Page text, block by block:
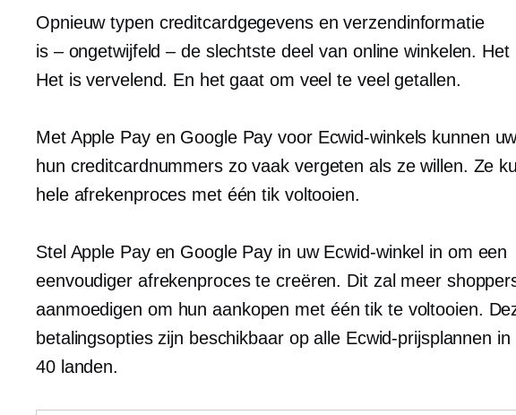
Opnieuw typen creditcardgegevens en verzendinformatie
is – ongetwijfeld – deslechtste deel van online winkelen. Het
Het is vervelend. En het gaat om veel te veel getallen.
Met Apple Pay en Google Pay voor Ecwid-winkels kunnen
hun creditcardnummers zo vaak vergeten als ze willen. Ze
hele afrekenproces met één tik voltooien.
Stel Apple Pay en Google Pay in uw Ecwid-winkel in om een ​​
eenvoudiger afrekenproces te creëren. Dit zal meer
aanmoedigen om hun aankopen met één tik te voltooien.
betalingsopties zijn beschikbaar op alle Ecwid-prijsplannen
40 landen.